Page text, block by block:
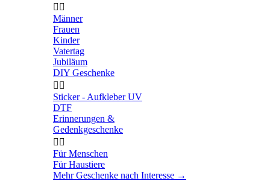
 
Männer
Frauen
Kinder
Vatertag
Jubiläum
DIY Geschenke
 
Sticker - Aufkleber UV
DTF
Erinnerungen &
Gedenkgeschenke
 
Für Menschen
Für Haustiere
Mehr Geschenke nach Interesse →